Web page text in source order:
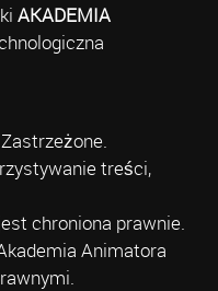
AKADEMIA
treści,
chroniona prawnie.
Animatora